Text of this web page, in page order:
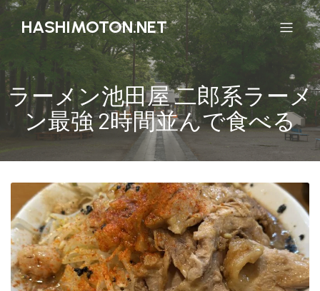
HASHIMOTON.NET
ラーメン池田屋 二郎系ラーメ
ン最強 2時間並んで食べる